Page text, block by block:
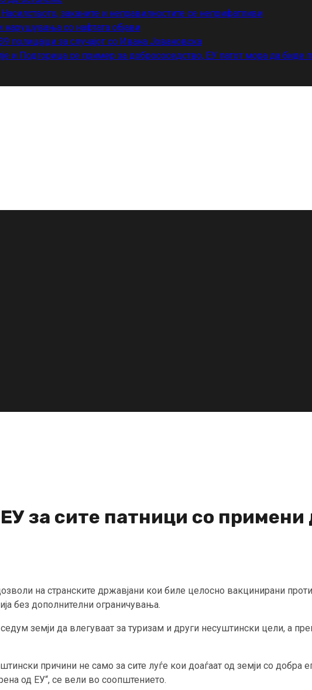
заканите и неправилностите се неприфатливи
нарушувања со нафтата објави
полицајци за случајот со Ивана Јовановска
и Подгорица се пример за добрососедство, ЕУ патот мора да биде
за сите патници со
на странските државјани кои биле целосно вакцинирани
без дополнителни ограничувања.
земји да влегуваат за туризам и други несуштински цели, а
причини не само за сите луѓе кои доаѓаат од земји со добра
од ЕУ“, се вели во соопштението.